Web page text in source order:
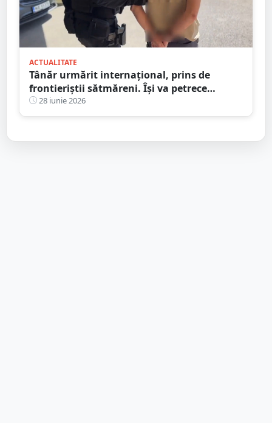
ACTUALITATE
Tânăr urmărit internațional, prins de
frontieriștii sătmăreni. Își va petrece
următorii trei ani după gratii
28 iunie 2026